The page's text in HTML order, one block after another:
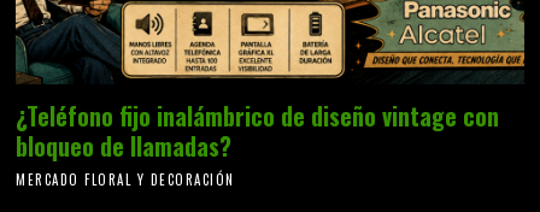
¿Teléfono fijo inalámbrico de diseño vintage con
bloqueo de llamadas?
MERCADO FLORAL Y DECORACIÓN